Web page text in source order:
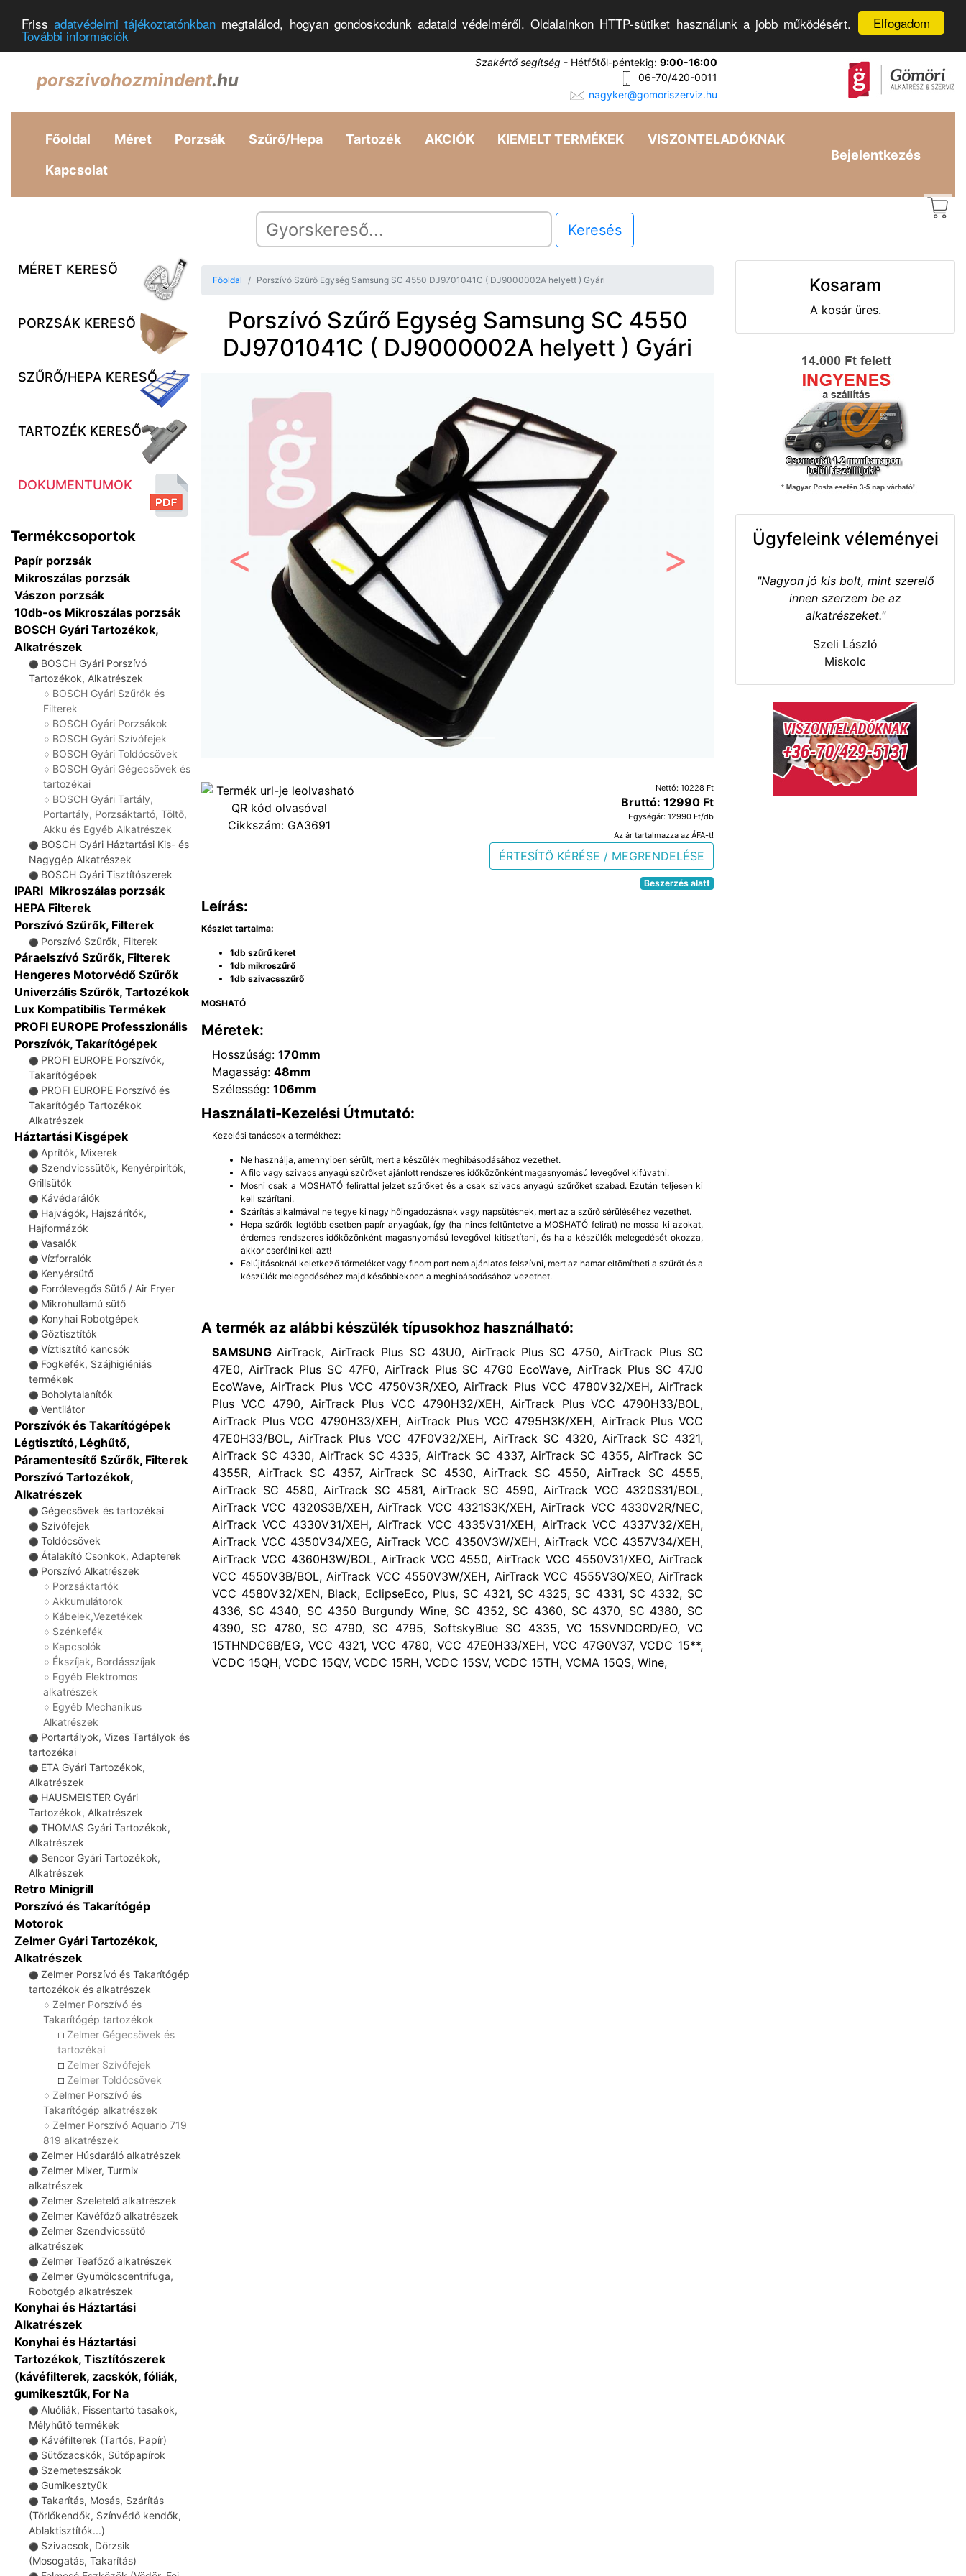
Elfogadom
Frissadatvédelmi tájékoztatónkban megtalálod, hogyan gondoskodunk adataid védelméről. Oldalainkon HTTP-sütiket használunk a jobb működésért.
További információk
porszivohozmindent.hu
Szakértő segítség - Hétfőtől-péntekig: 9:00-16:00
06-70/420-0011
nagyker@gomoriszerviz.hu
Főoldal Méret Porzsák Szűrő/Hepa Tartozék AKCIÓK KIEMELT TERMÉKEK VISZONTELADÓKNAK
Kapcsolat
Bejelentkezés
Keresés
MÉRET KERESŐ
PORZSÁK KERESŐ
SZŰRŐ/HEPA KERESŐ
TARTOZÉK KERESŐ
DOKUMENTUMOK
Termékcsoportok
Papír porzsák
Mikroszálas porzsák
Vászon porzsák
10db-os Mikroszálas porzsák
BOSCH Gyári Tartozékok,
Alkatrészek
⚫ BOSCH Gyári Porszívó
Tartozékok, Alkatrészek
♢ BOSCH Gyári Szűrők és
Filterek
♢ BOSCH Gyári Porzsákok
♢ BOSCH Gyári Szívófejek
♢ BOSCH Gyári Toldócsövek
♢ BOSCH Gyári Gégecsövek és
tartozékai
♢ BOSCH Gyári Tartály,
Portartály, Porzsáktartó, Töltő,
Akku és Egyéb Alkatrészek
⚫ BOSCH Gyári Háztartási Kis- és
Nagygép Alkatrészek
⚫ BOSCH Gyári Tisztítószerek
IPARI Mikroszálas porzsák
HEPA Filterek
Porszívó Szűrők, Filterek
⚫ Porszívó Szűrők, Filterek
Páraelszívó Szűrők, Filterek
Hengeres Motorvédő Szűrők
Univerzális Szűrők, Tartozékok
Lux Kompatibilis Termékek
PROFI EUROPE Professzionális
Porszívók, Takarítógépek
⚫ PROFI EUROPE Porszívók,
Takarítógépek
⚫ PROFI EUROPE Porszívó és
Takarítógép Tartozékok
Alkatrészek
Háztartási Kisgépek
⚫ Aprítók, Mixerek
⚫ Szendvicssütők, Kenyérpirítók,
Grillsütők
⚫ Kávédarálók
⚫ Hajvágók, Hajszárítók,
Hajformázók
⚫ Vasalók
⚫ Vízforralók
⚫ Kenyérsütő
⚫ Forrólevegős Sütő / Air Fryer
⚫ Mikrohullámú sütő
⚫ Konyhai Robotgépek
⚫ Gőztisztítók
⚫ Víztisztító kancsók
⚫ Fogkefék, Szájhigiéniás
termékek
⚫ Boholytalanítók
⚫ Ventilátor
Porszívók és Takarítógépek
Légtisztító, Léghűtő,
Páramentesítő Szűrők, Filterek
Porszívó Tartozékok,
Alkatrészek
⚫ Gégecsövek és tartozékai
⚫ Szívófejek
⚫ Toldócsövek
⚫ Átalakító Csonkok, Adapterek
⚫ Porszívó Alkatrészek
♢ Porzsáktartók
♢ Akkumulátorok
♢ Kábelek,Vezetékek
♢ Szénkefék
♢ Kapcsolók
♢ Ékszíjak, Bordásszíjak
♢ Egyéb Elektromos
alkatrészek
♢ Egyéb Mechanikus
Alkatrészek
⚫ Portartályok, Vizes Tartályok és
tartozékai
⚫ ETA Gyári Tartozékok,
Alkatrészek
⚫ HAUSMEISTER Gyári
Tartozékok, Alkatrészek
⚫ THOMAS Gyári Tartozékok,
Alkatrészek
⚫ Sencor Gyári Tartozékok,
Alkatrészek
Retro Minigrill
Porszívó és Takarítógép
Motorok
Zelmer Gyári Tartozékok,
Alkatrészek
⚫ Zelmer Porszívó és Takarítógép
tartozékok és alkatrészek
♢ Zelmer Porszívó és
Takarítógép tartozékok
☐ Zelmer Gégecsövek és
tartozékai
☐ Zelmer Szívófejek
☐ Zelmer Toldócsövek
♢ Zelmer Porszívó és
Takarítógép alkatrészek
♢ Zelmer Porszívó Aquario 719
819 alkatrészek
⚫ Zelmer Húsdaráló alkatrészek
⚫ Zelmer Mixer, Turmix
alkatrészek
⚫ Zelmer Szeletelő alkatrészek
⚫ Zelmer Kávéfőző alkatrészek
⚫ Zelmer Szendvicssütő
alkatrészek
⚫ Zelmer Teafőző alkatrészek
⚫ Zelmer Gyümölcscentrifuga,
Robotgép alkatrészek
Konyhai és Háztartási
Alkatrészek
Konyhai és Háztartási
Tartozékok, Tisztítószerek
(kávéfilterek, zacskók, fóliák,
gumikesztűk, For Na
⚫ Aluóliák, Fissentartó tasakok,
Mélyhűtő termékek
⚫ Kávéfilterek (Tartós, Papír)
⚫ Sütőzacskók, Sütőpapírok
⚫ Szemeteszsákok
⚫ Gumikesztyűk
⚫ Takarítás, Mosás, Szárítás
(Törlőkendők, Színvédő kendők,
Ablaktisztítók...)
⚫ Szivacsok, Dörzsik
(Mosogatás, Takarítás)
Főoldal Porszívó Szűrő Egység Samsung SC 4550 DJ9701041C ( DJ9000002A helyett ) Gyári
Porszívó Szűrő Egység Samsung SC 4550
DJ9701041C ( DJ9000002A helyett ) Gyári
Előző
Cikkszám: GA3691
Nettó: 10228 Ft
Bruttó: 12990 Ft
Egységár: 12990 Ft/db
Az ár tartalmazza az ÁFA-t!
ÉRTESÍTŐ KÉRÉSE / MEGRENDELÉSE
Beszerzés alatt
Leírás:
Készlet tartalma:
1db szűrű keret
1db mikroszűrő
1db szivacsszűrő
MOSHATÓ
Méretek:
Hosszúság: 170mm
Magasság: 48mm
Szélesség: 106mm
Használati-Kezelési Útmutató:
Kezelési tanácsok a termékhez:
Ne használja, amennyiben sérült, mert a készülék meghibásodásához vezethet.
A filc vagy szivacs anyagú szűrőket ajánlott rendszeres időközönként magasnyomású levegővel kifúvatni.
Mosni csak a MOSHATÓ felirattal jelzet szűrőket és a csak szivacs anyagú szűrőket szabad. Ezután teljesen ki
kell szárítani.
Szárítás alkalmával ne tegye ki nagy hőingadozásnak vagy napsütésnek, mert az a szűrő sérüléséhez vezethet.
Hepa szűrők legtöbb esetben papír anyagúak, így (ha nincs feltüntetve a MOSHATÓ felirat) ne mossa ki azokat,
érdemes rendszeres időközönként magasnyomású levegővel kitisztítani, és ha a készülék melegedését okozza,
akkor cserélni kell azt!
Felújításoknál keletkező törmeléket vagy finom port nem ajánlatos felszívni, mert az hamar eltömítheti a szűrőt és a
készülék melegedéséhez majd későbbiekben a meghibásodásához vezethet.
A termék az alábbi készülék típusokhoz használható:
SAMSUNG AirTrack, AirTrack Plus SC 43U0, AirTrack Plus SC 4750, AirTrack Plus SC
47E0, AirTrack Plus SC 47F0, AirTrack Plus SC 47G0 EcoWave, AirTrack Plus SC 47J0
EcoWave, AirTrack Plus VCC 4750V3R/XEO, AirTrack Plus VCC 4780V32/XEH, AirTrack
Plus VCC 4790, AirTrack Plus VCC 4790H32/XEH, AirTrack Plus VCC 4790H33/BOL,
AirTrack Plus VCC 4790H33/XEH, AirTrack Plus VCC 4795H3K/XEH, AirTrack Plus VCC
47E0H33/BOL, AirTrack Plus VCC 47F0V32/XEH, AirTrack SC 4320, AirTrack SC 4321,
AirTrack SC 4330, AirTrack SC 4335, AirTrack SC 4337, AirTrack SC 4355, AirTrack SC
4355R, AirTrack SC 4357, AirTrack SC 4530, AirTrack SC 4550, AirTrack SC 4555,
AirTrack SC 4580, AirTrack SC 4581, AirTrack SC 4590, AirTrack VCC 4320S31/BOL,
AirTrack VCC 4320S3B/XEH, AirTrack VCC 4321S3K/XEH, AirTrack VCC 4330V2R/NEC,
AirTrack VCC 4330V31/XEH, AirTrack VCC 4335V31/XEH, AirTrack VCC 4337V32/XEH,
AirTrack VCC 4350V34/XEG, AirTrack VCC 4350V3W/XEH, AirTrack VCC 4357V34/XEH,
AirTrack VCC 4360H3W/BOL, AirTrack VCC 4550, AirTrack VCC 4550V31/XEO, AirTrack
VCC 4550V3B/BOL, AirTrack VCC 4550V3W/XEH, AirTrack VCC 4555V3O/XEO, AirTrack
VCC 4580V32/XEN, Black, EclipseEco, Plus, SC 4321, SC 4325, SC 4331, SC 4332, SC
4336, SC 4340, SC 4350 Burgundy Wine, SC 4352, SC 4360, SC 4370, SC 4380, SC
4390, SC 4780, SC 4790, SC 4795, SoftskyBlue SC 4335, VC 15SVNDCRD/EO, VC
15THNDC6B/EG, VCC 4321, VCC 4780, VCC 47E0H33/XEH, VCC 47G0V37, VCDC 15**,
VCDC 15QH, VCDC 15QV, VCDC 15RH, VCDC 15SV, VCDC 15TH, VCMA 15QS, Wine,
Kosaram
A kosár üres.
Ügyfeleink véleményei
"Nagyon jó kis bolt, mint szerelő
innen szerzem be az
alkatrészeket."
Szeli László
Miskolc